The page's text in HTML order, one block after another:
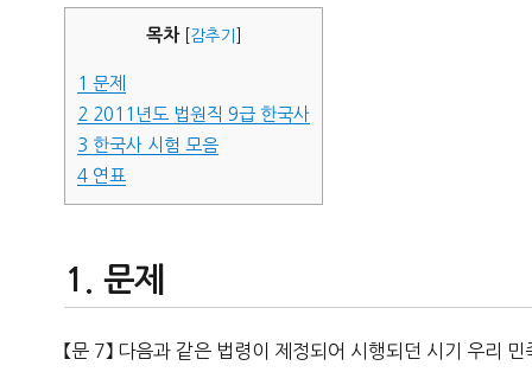
목차 감추기
1 문제
2 2011년도 법원직 9급 한국사
3 한국사 시험 모음
4 연표
문제
【문 7】 다음과 같은 법령이 제정되어 시행되던 시기 우리